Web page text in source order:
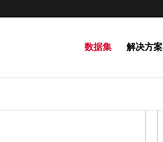
数据集 解决方案